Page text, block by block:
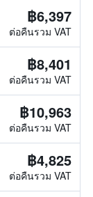
฿6,397
ต่อคืนรวม VAT
฿8,401
ต่อคืนรวม VAT
฿10,963
ต่อคืนรวม VAT
฿4,825
ต่อคืนรวม VAT